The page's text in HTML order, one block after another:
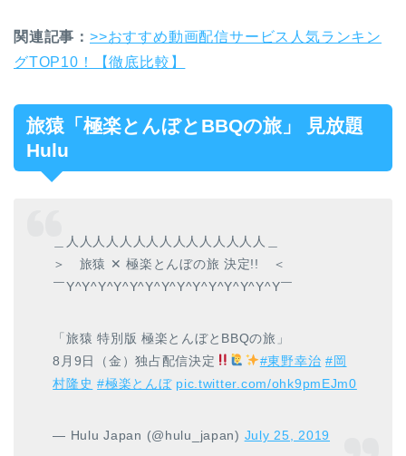
関連記事： >>おすすめ動画配信サービス人気ランキン
グTOP10！【徹底比較】
旅猿「極楽とんぼとBBQの旅」 見放題
Hulu
＿人人人人人人人人人人人人人人人＿
＞ 旅猿 ✕ 極楽とんぼの旅 決定!! ＜
￣Y^Y^Y^Y^Y^Y^Y^Y^Y^Y^Y^Y^Y^Y￣
「旅猿 特別版 極楽とんぼとBBQの旅」
8月9日（金）独占配信決定
#東野幸治 #岡
村隆史 #極楽とんぼ pic.twitter.com/ohk9pmEJm0
— Hulu Japan (@hulu_japan) July 25, 2019